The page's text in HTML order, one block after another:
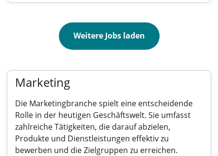
Weitere Jobs laden
Marketing
Die Marketingbranche spielt eine entscheidende
Rolle in der heutigen Geschäftswelt. Sie umfasst
zahlreiche Tätigkeiten, die darauf abzielen,
Produkte und Dienstleistungen effektiv zu
bewerben und die Zielgruppen zu erreichen.